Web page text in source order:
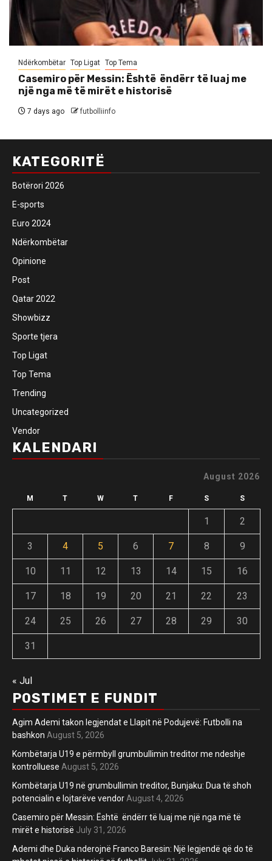
Ndërkombëtar Top Ligat Top Tema
Casemiro për Messin: Është ëndërr të luaj me
një nga më të mirët e historisë
7 days ago futbolliinfo
KATEGORITË
Botërori 2026
E-sports
Euro 2024
Ndërkombëtar
Opinione
Post
Qatar 2022
Showbizz
Sporte tjera
Top Ligat
Top Tema
Trending
Uncategorized
Vendor
KALENDARI
August 2026
M T W T F S S
1 2
3 4 5 6 7 8 9
10 11 12 13 14 15 16
17 18 19 20 21 22 23
24 25 26 27 28 29 30
31
« Jul
POSTIMET E FUNDIT
Agim Ademi takon legjendat e Llapit në Podujevë: Futbolli na
bashkon August 5, 2026
Kombëtarja U19 e përmbyll grumbullimin treditor me ndeshje
kontrolluese August 5, 2026
Kombëtarja U19 në grumbullimin treditor, Bunjaku: Dua të shoh
potencialin e lojtarëve vendor August 4, 2026
Casemiro për Messin: Është ëndërr të luaj me një nga më të
mirët e historisë July 31, 2026
Ademi dhe Duka nderojnë Franco Baresin: Një legjendë që do të